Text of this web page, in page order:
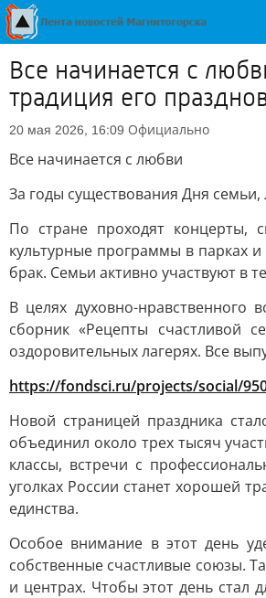
Все начинается с
традиция его
20 мая 2026, 16:09 Официально
Все начинается с любви
За годы существования Дня
По стране проходят концерты,
культурные программы в парках
брак. Семьи активно участвуют в
В целях духовно-нравственного
сборник «Рецепты счастливой
оздоровительных лагерях. Все
https://fondsci.ru/projects/social/
Новой страницей праздника
объединил около трех тысяч
классы, встречи с
уголках России станет хорошей
единства.
Особое внимание в этот день
собственные счастливые союзы.
и центрах. Чтобы этот день